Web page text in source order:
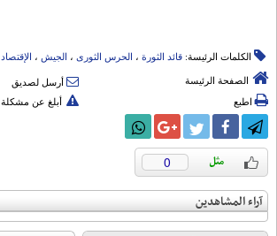
الكلمات الرئيسة: قائد الثورة ، الحرس الثوری ، الجیش ، الإقتصاد
الصفحة الرئيسة
أرسل لصديق
اطبع
أبلغ عن مشكلة
0
آراء المشاهدين